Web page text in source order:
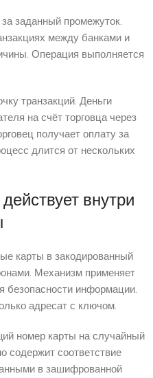
заданный промежуток.
между банками и
Операция выполняется
транзакций. Деньги
на счёт торговца через
получает оплату за
длится от нескольких
внутри
карты в закодированный
Механизм применяет
безопасности информации.
адресат с ключом.
номер карты на случайный
содержит соответствие
в зашифрованной